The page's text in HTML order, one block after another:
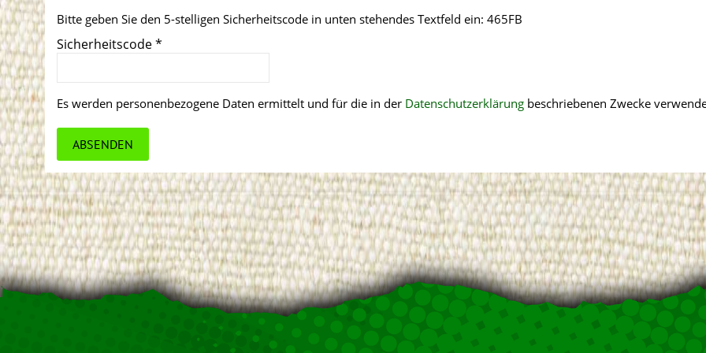
Bitte geben Sie den 5-stelligen Sicherheitscode in unten stehendes Textfeld ein: 465FB
Sicherheitscode*
Es werden personenbezogene Daten ermittelt und für die in der Datenschutzerklärung beschriebenen Zwecke